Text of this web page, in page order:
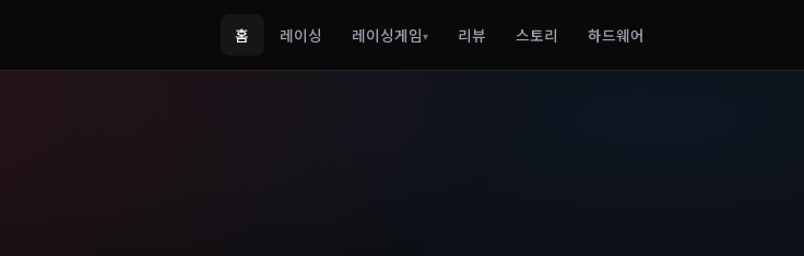
홈 레이싱 레이싱게임▾ 리뷰 스토리 하드웨어